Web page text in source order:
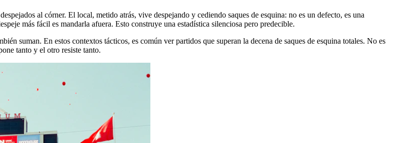
al córner. El local, metido atrás, vive despejando y cediendo saques de esquina: no es un defecto, es una
más fácil es mandarla afuera. Esto construye una estadística silenciosa pero predecible.
suman. En estos contextos tácticos, es común ver partidos que superan la decena de saques de esquina totales. No es
tanto y el otro resiste tanto.